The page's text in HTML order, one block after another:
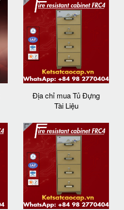
Địa chỉ mua Tủ Đựng
Tài Liệu